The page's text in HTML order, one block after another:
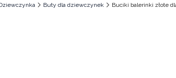
Buty dla dziewczynek Buciki balerinki złote